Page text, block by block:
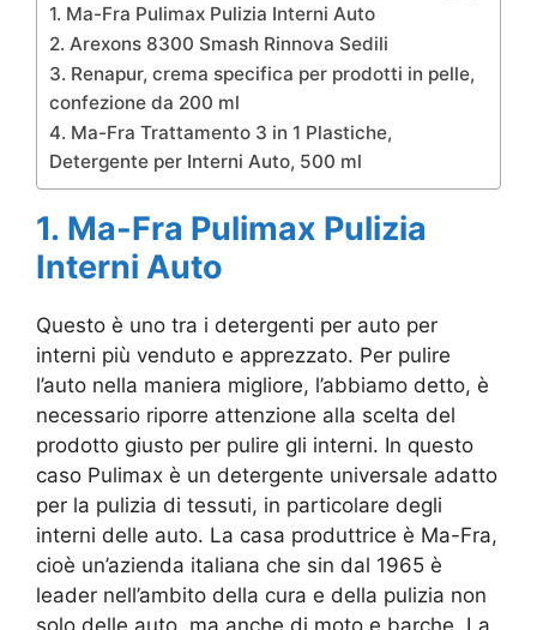
1. Ma-Fra Pulimax Pulizia Interni Auto
2. Arexons 8300 Smash Rinnova Sedili
3. Renapur, crema specifica per prodotti in pelle,
confezione da 200 ml
4. Ma-Fra Trattamento 3 in 1 Plastiche,
Detergente per Interni Auto, 500 ml
1. Ma-Fra Pulimax Pulizia
Interni Auto
Questo è uno tra i detergenti per auto per
interni più venduto e apprezzato. Per pulire
l’auto nella maniera migliore, l’abbiamo detto, è
necessario riporre attenzione alla scelta del
prodotto giusto per pulire gli interni. In questo
caso Pulimax è un detergente universale adatto
per la pulizia di tessuti, in particolare degli
interni delle auto. La casa produttrice è Ma-Fra,
cioè un’azienda italiana che sin dal 1965 è
leader nell’ambito della cura e della pulizia non
solo delle auto, ma anche di moto e barche. La